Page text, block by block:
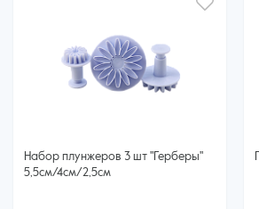
Набор плунжеров 3 шт "Герберы"
5,5см/4см/2,5см